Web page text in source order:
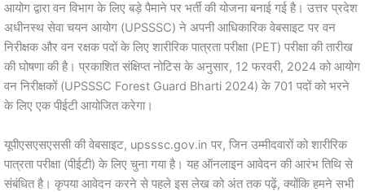
आयोग द्वारा वन विभाग के लिए बड़े पैमाने पर भर्ती की योजना बनाई गई है। उत्तर प्रदेश
अधीनस्थ सेवा चयन आयोग (UPSSSC) ने अपनी आधिकारिक वेबसाइट पर वन
निरीक्षक और वन रक्षक पदों के लिए शारीरिक पात्रता परीक्षा (PET) परीक्षा की तारीख
की घोषणा की है। प्रकाशित संक्षिप्त नोटिस के अनुसार, 12 फरवरी, 2024 को आयोग
वन निरीक्षकों (UPSSSC Forest Guard Bharti 2024) के 701 पदों को भरने
के लिए एक पीईटी आयोजित करेगा।
यूपीएसएसएससी की वेबसाइट, upsssc.gov.in पर, जिन उम्मीदवारों को शारीरिक
पात्रता परीक्षा (पीईटी) के लिए चुना गया है। यह ऑनलाइन आवेदन की आरंभ तिथि से
संबंधित है। कृपया आवेदन करने से पहले इस लेख को अंत तक पढ़ें, क्योंकि हमने सभी